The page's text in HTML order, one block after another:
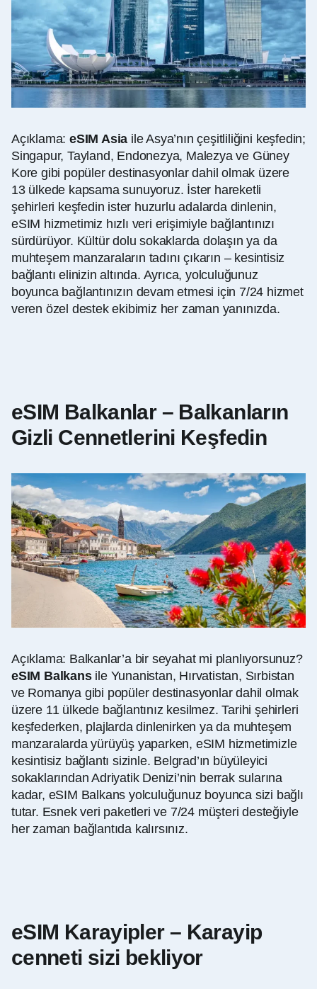
Açıklama:eSIM Asia ile Asya’nın çeşitliliğini keşfedin;
Singapur, Tayland, Endonezya, Malezya ve Güney
Kore gibi popüler destinasyonlar dahil olmak üzere
13 ülkede kapsama sunuyoruz. İster hareketli
şehirleri keşfedin ister huzurlu adalarda dinlenin,
eSIM hizmetimiz hızlı veri erişimiyle bağlantınızı
sürdürüyor. Kültür dolu sokaklarda dolaşın ya da
muhteşem manzaraların tadını çıkarın – kesintisiz
bağlantı elinizin altında. Ayrıca, yolculuğunuz
boyunca bağlantınızın devam etmesi için 7/24 hizmet
veren özel destek ekibimiz her zaman yanınızda.
eSIM Balkanlar – Balkanların
Gizli Cennetlerini Keşfedin
Açıklama: Balkanlar’a bir seyahat mi planlıyorsunuz?
eSIM Balkansile Yunanistan, Hırvatistan, Sırbistan
ve Romanya gibi popüler destinasyonlar dahil olmak
üzere 11 ülkede bağlantınız kesilmez. Tarihi şehirleri
keşfederken, plajlarda dinlenirken ya da muhteşem
manzaralarda yürüyüş yaparken, eSIM hizmetimizle
kesintisiz bağlantı sizinle. Belgrad’ın büyüleyici
sokaklarından Adriyatik Denizi’nin berrak sularına
kadar, eSIM Balkans yolculuğunuz boyunca sizi bağlı
tutar. Esnek veri paketleri ve 7/24 müşteri desteğiyle
her zaman bağlantıda kalırsınız.
eSIM Karayipler – Karayip
cenneti sizi bekliyor